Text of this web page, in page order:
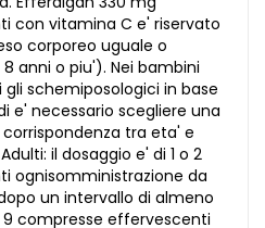
con vitamina C e' riservato
corporeo uguale o
anni o piu'). Nei bambini
schemiposologici in base
e' necessario scegliere una
tra eta' e
il dosaggio e' di 1 o 2
ognisomministrazione da
un intervallo di almeno
9 compresse effervescenti